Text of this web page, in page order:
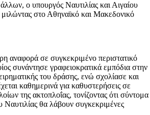
ο υπουργός Ναυτιλίας και Αιγαίου
στο Αθηναϊκό και Μακεδονικό
αναφορά σε συγκεκριμένο περιστατικό
συνάντησε γραφειοκρατικά εμπόδια στην
του δράσης, ενώ σχολίασε και
καθημερινά για καθυστερήσεις σε
της ακτοπλοΐας, τονίζοντας ότι σύντομα
Ναυτιλίας θα λάβουν συγκεκριμένες